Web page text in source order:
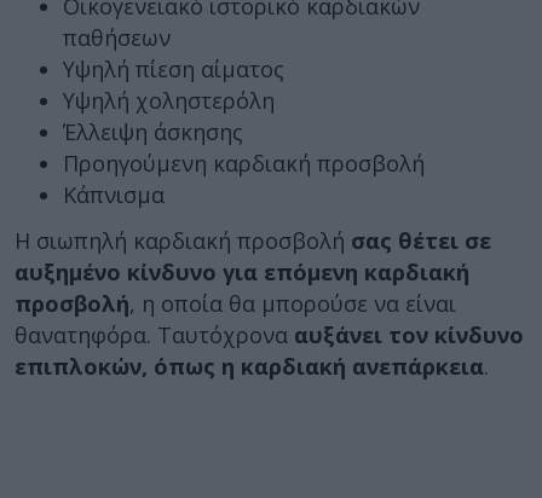
παθήσεων
Υψηλή πίεση αίματος
Υψηλή χοληστερόλη
Έλλειψη άσκησης
Προηγούμενη καρδιακή προσβολή
Κάπνισμα
Η σιωπηλή καρδιακή προσβολή σας θέτει σε
αυξημένο κίνδυνο για επόμενη καρδιακή
προσβολή, η οποία θα μπορούσε να είναι
θανατηφόρα. Ταυτόχρονα αυξάνει τον κίνδυνο
επιπλοκών, όπως η καρδιακή ανεπάρκεια.